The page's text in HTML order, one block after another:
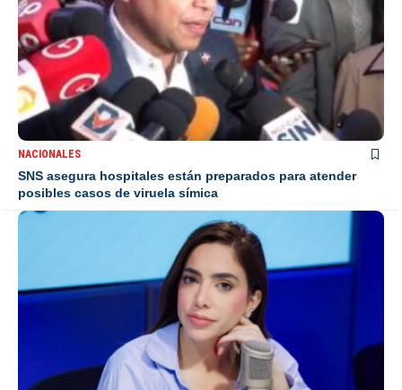
NACIONALES
SNS asegura hospitales están preparados para atender
posibles casos de viruela símica